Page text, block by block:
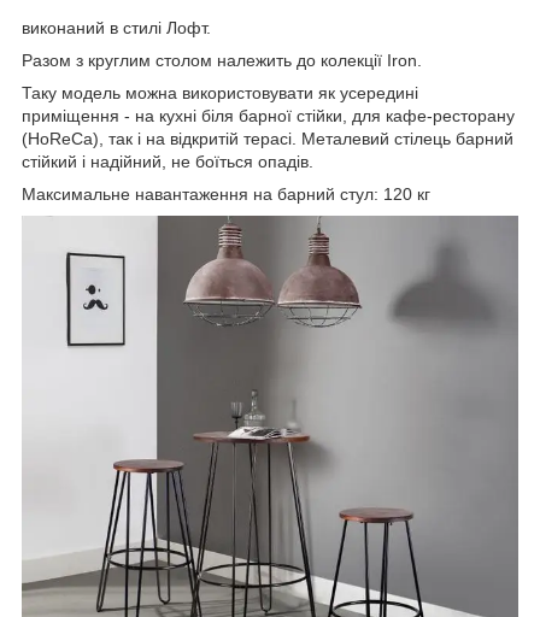
виконаний в стилі Лофт.
Разом з круглим столом належить до колекції Iron.
Таку модель можна використовувати як усередині
приміщення - на кухні біля барної стійки, для кафе-ресторану
(HoReCa), так і на відкритій терасі. Металевий стілець барний
стійкий і надійний, не боїться опадів.
Максимальне навантаження на барний стул: 120 кг